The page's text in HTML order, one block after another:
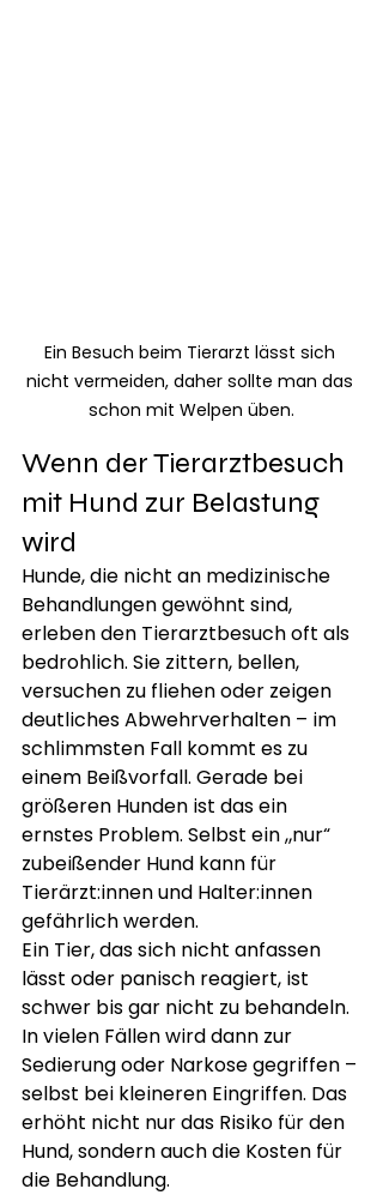
Ein Besuch beim Tierarzt lässt sich
nicht vermeiden, daher sollte man das
schon mit Welpen üben.
Wenn der Tierarztbesuch
mit Hund zur Belastung
wird
Hunde, die nicht an medizinische
Behandlungen gewöhnt sind,
erleben den Tierarztbesuch oft als
bedrohlich. Sie zittern, bellen,
versuchen zu fliehen oder zeigen
deutliches Abwehrverhalten – im
schlimmsten Fall kommt es zu
einem Beißvorfall. Gerade bei
größeren Hunden ist das ein
ernstes Problem. Selbst ein „nur“
zubeißender Hund kann für
Tierärzt:innen und Halter:innen
gefährlich werden.
Ein Tier, das sich nicht anfassen
lässt oder panisch reagiert, ist
schwer bis gar nicht zu behandeln.
In vielen Fällen wird dann zur
Sedierung oder Narkose gegriffen –
selbst bei kleineren Eingriffen. Das
erhöht nicht nur das Risiko für den
Hund, sondern auch die Kosten für
die Behandlung.